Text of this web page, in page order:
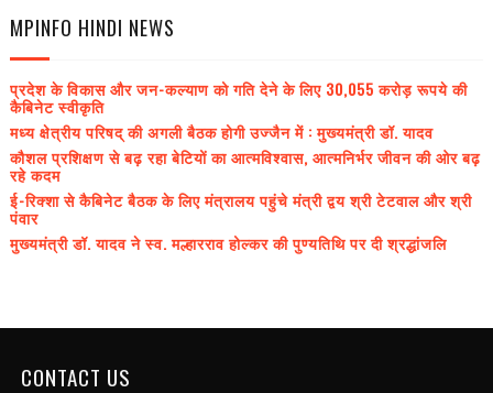
MPINFO HINDI NEWS
प्रदेश के विकास और जन-कल्याण को गति देने के लिए 30,055 करोड़ रूपये की
कैबिनेट स्वीकृति
मध्य क्षेत्रीय परिषद् की अगली बैठक होगी उज्जैन में : मुख्यमंत्री डॉ. यादव
कौशल प्रशिक्षण से बढ़ रहा बेटियों का आत्मविश्वास, आत्मनिर्भर जीवन की ओर बढ़
रहे कदम
ई-रिक्शा से कैबिनेट बैठक के लिए मंत्रालय पहुंचे मंत्री द्वय श्री टेटवाल और श्री
पंवार
मुख्यमंत्री डॉ. यादव ने स्व. मल्हारराव होल्कर की पुण्यतिथि पर दी श्रद्धांजलि
CONTACT US